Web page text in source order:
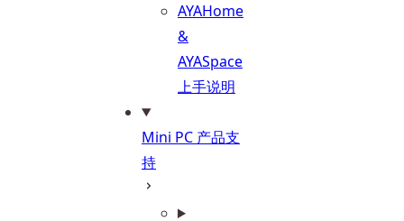
AYAHome
&
AYASpace
上手说明
Mini PC 产品支
持